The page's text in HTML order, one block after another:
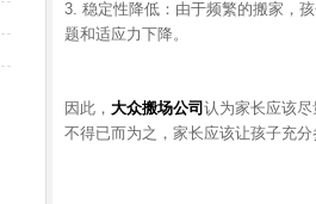
3. 稳定性降低：由于频繁的搬家，
题和适应力下降。
因此， 大众搬场公司 认为家长应该
不得已而为之，家长应该让孩子充